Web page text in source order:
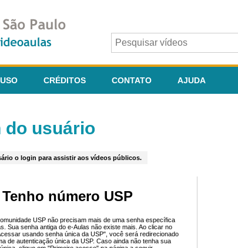
CRÉDITOS CONTATO AJUDA
do usuário
o login para assistir aos vídeos públicos.
Tenho número USP
USP não precisam mais de uma senha específica
Sua senha antiga do e-Aulas não existe mais. Ao clicar no
usando senha única da USP", você será redirecionado
de autenticação única da USP. Caso ainda não tenha sua